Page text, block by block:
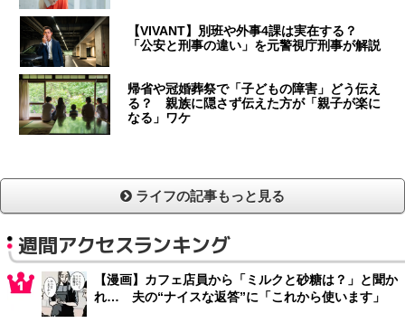
【VIVANT】別班や外事4課は実在する？
「公安と刑事の違い」を元警視庁刑事が解説
帰省や冠婚葬祭で「子どもの障害」どう伝え
る？ 親族に隠さず伝えた方が「親子が楽に
なる」ワケ
ライフの記事もっと見る
週間アクセスランキング
【漫画】カフェ店員から「ミルクと砂糖は？」と聞か
れ… 夫の“ナイスな返答”に「これから使います」